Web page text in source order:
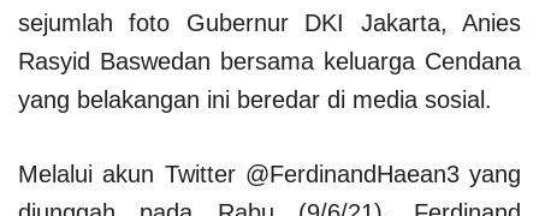
sejumlah foto Gubernur DKI Jakarta, Anies
Rasyid Baswedan bersama keluarga Cendana
yang belakangan ini beredar di media sosial.
Melalui akun Twitter @FerdinandHaean3 yang